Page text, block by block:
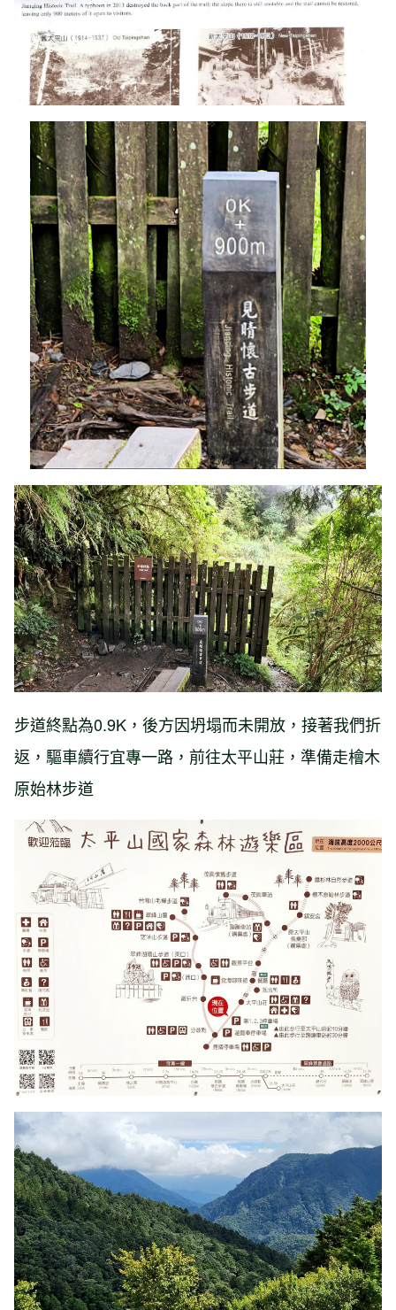
步道終點為0.9K，後方因坍塌而未開放，接著我們折
返，驅車續行宜專一路，前往太平山莊，準備走檜木
原始林步道